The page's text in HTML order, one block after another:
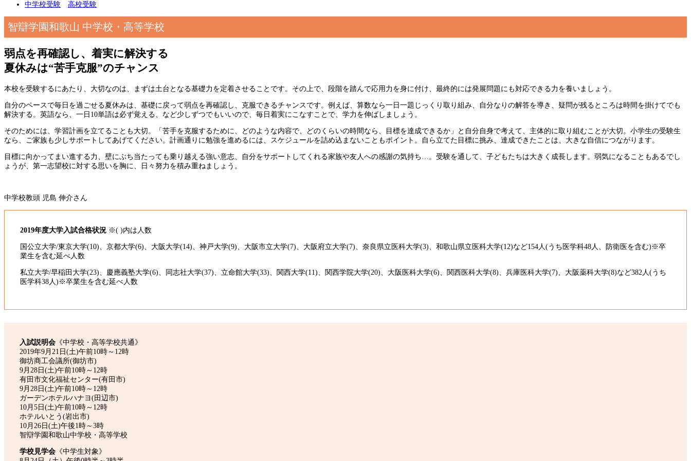
中学校受験
高校受験
智辯学園和歌山 中学校・高等学校
弱点を再確認し、着実に解決する
夏休みは“苦手克服”のチャンス
本校を受験するにあたり、大切なのは、まずは土台となる基礎力を定着させることです。その上で、段階を踏んで応用力を身に付け、最終的には発展問題にも対応できる力を養いましょう。
自分のペースで毎日を過ごせる夏休みは、基礎に戻って弱点を再確認し、克服できるチャンスです。例えば、算数なら一日一題じっくり取り組み、自分なりの解答を導き、疑問が残るところは時間を掛けてでも
解決する。英語なら、一日10単語は必ず覚える、など少しずつでもいいので、毎日着実にこなすことで、学力を伸ばしましょう。
そのためには、学習計画を立てることも大切。「苦手を克服するために、どのような内容で、どのくらいの時間なら、目標を達成できるか」と自分自身で考えて、主体的に取り組むことが大切。小学生の受験生
なら、ご家族も少しサポートしてあげてください。計画通りに勉強を進めるには、スケジュールを詰め込まないこともポイント。自ら立てた目標に挑み、達成できたことは、大きな自信につながります。
目標に向かってまい進する力、壁にぶち当たっても乗り越える強い意志、自分をサポートしてくれる家族や友人への感謝の気持ち…。受験を通して、子どもたちは大きく成長します。弱気になることもあるでし
ょうが、第一志望校に対する思いを胸に、日々努力を積み重ねましょう。
中学校教頭 児島 伸介さん
2019年度大学入試合格状況 ※( )内は人数
国公立大学/東京大学(10)、京都大学(6)、大阪大学(14)、神戸大学(9)、大阪市立大学(7)、大阪府立大学(7)、奈良県立医科大学(3)、和歌山県立医科大学(12)など154人(うち医学科48人、防衛医を含む)※卒
業生を含む延べ人数
私立大学/早稲田大学(23)、慶應義塾大学(6)、同志社大学(37)、立命館大学(33)、関西大学(11)、関西学院大学(20)、大阪医科大学(6)、関西医科大学(8)、兵庫医科大学(7)、大阪薬科大学(8)など382人(うち
医学科38人)※卒業生を含む延べ人数
入試説明会 《中学校・高等学校共通》
2019年9月21日(土)午前10時～12時
御坊商工会議所(御坊市)
9月28日(土)午前10時～12時
有田市文化福祉センター(有田市)
9月28日(土)午前10時～12時
ガーデンホテルハナヨ(田辺市)
10月5日(土)午前10時～12時
ホテルいとう(岩出市)
10月26日(土)午後1時～3時
智辯学園和歌山中学校・高等学校
学校見学会 《中学生対象》